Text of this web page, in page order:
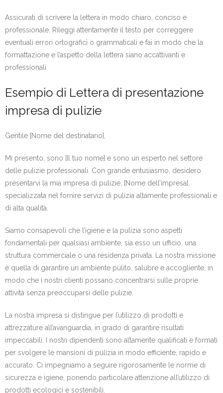
Assicurati di scrivere la lettera in modo chiaro, conciso e
professionale. Rileggi attentamente il testo per correggere
eventuali errori ortografici o grammaticali e fai in modo che la
formattazione e l’aspetto della lettera siano accattivanti e
professionali.
Esempio di Lettera di presentazione
impresa di pulizie
Gentile [Nome del destinatario],
Mi presento, sono [Il tuo nome] e sono un esperto nel settore
delle pulizie professionali. Con grande entusiasmo, desidero
presentarvi la mia impresa di pulizie, [Nome dell’impresa],
specializzata nel fornire servizi di pulizia altamente professionali e
di alta qualità.
Siamo consapevoli che l’igiene e la pulizia sono aspetti
fondamentali per qualsiasi ambiente, sia esso un ufficio, una
struttura commerciale o una residenza privata. La nostra missione
è quella di garantire un ambiente pulito, salubre e accogliente, in
modo che i nostri clienti possano concentrarsi sulle proprie
attività senza preoccuparsi delle pulizie.
La nostra impresa si distingue per l’utilizzo di prodotti e
attrezzature all’avanguardia, in grado di garantire risultati
impeccabili. I nostri dipendenti sono altamente qualificati e formati
per svolgere le mansioni di pulizia in modo efficiente, rapido e
accurato. Ci impegniamo a seguire rigorosamente le norme di
sicurezza e igiene, ponendo particolare attenzione all’utilizzo di
prodotti ecologici e sostenibili.